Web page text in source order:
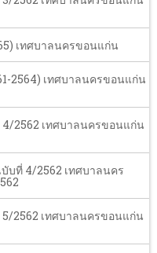
เทศบาลนครขอนแก่น
2564) เทศบาลนครขอนแก่น
2562 เทศบาลนครขอนแก่น
บที่ 4/2562 เทศบาลนคร
2562 เทศบาลนครขอนแก่น